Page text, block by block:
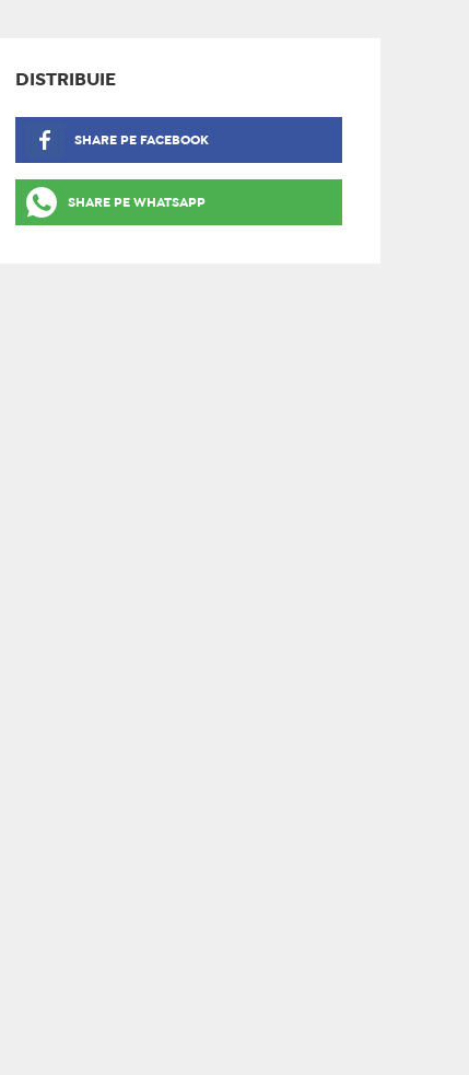
DISTRIBUIE
SHARE PE FACEBOOK
SHARE PE WHATSAPP